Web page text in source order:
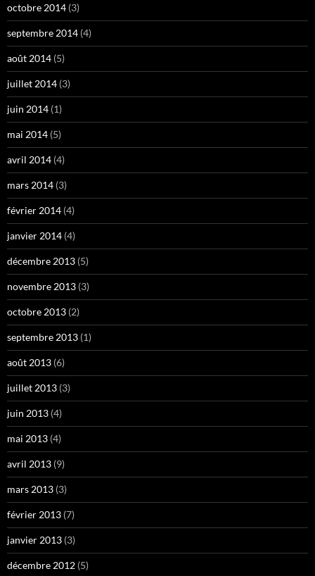
octobre 2014 (3)
septembre 2014 (4)
août 2014 (5)
juillet 2014 (3)
juin 2014 (1)
mai 2014 (5)
avril 2014 (4)
mars 2014 (3)
février 2014 (4)
janvier 2014 (4)
décembre 2013 (5)
novembre 2013 (3)
octobre 2013 (2)
septembre 2013 (1)
août 2013 (6)
juillet 2013 (3)
juin 2013 (4)
mai 2013 (4)
avril 2013 (9)
mars 2013 (3)
février 2013 (7)
janvier 2013 (3)
décembre 2012 (5)